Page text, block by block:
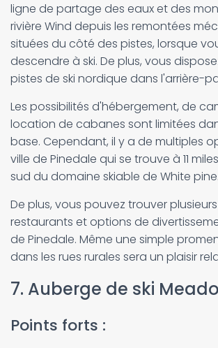
ligne de partage des eaux et des
rivière Wind depuis les remontées
situées du côté des pistes, lorsque
descendre à ski. De plus, vous
pistes de ski nordique dans l'arrière-
Les possibilités d'hébergement, de
location de cabanes sont limitées
base. Cependant, il y a de multiples
ville de Pinedale qui se trouve à 11
sud du domaine skiable de White pine.
De plus, vous pouvez trouver
restaurants et options de
de Pinedale. Même une simple
dans les rues rurales sera un plaisir
7. Auberge de ski
Points forts :